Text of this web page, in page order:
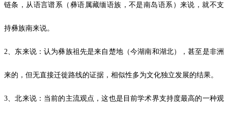
链条，从语言谱系（彝语属藏缅语族，不是南岛语系）来说，就不支
持彝族南来说。
2、东来说：认为彝族祖先是来自楚地（今湖南和湖北），甚至是非洲
来的，但无直接迁徙路线的证据，相似性多为文化独立发展的结果。
3、北来说：当前的主流观点，这也是目前学术界支持度最高的一种观